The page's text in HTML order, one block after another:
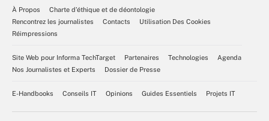
À Propos
Charte d’éthique et de déontologie
Rencontrez les journalistes
Contacts
Utilisation Des Cookies
Réimpressions
Site Web pour Informa TechTarget Partenaires Technologies
Agenda
Nos Journalistes et Experts
Dossier de Presse
E-Handbooks Conseils IT Opinions Guides Essentiels Projets IT